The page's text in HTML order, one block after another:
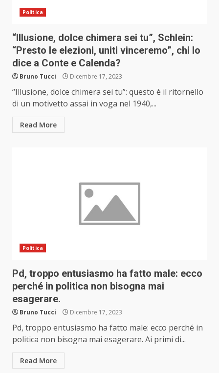
Politica
“Illusione, dolce chimera sei tu”, Schlein:
“Presto le elezioni, uniti vinceremo”, chi lo
dice a Conte e Calenda?
Bruno Tucci Dicembre 17, 2023
“Illusione, dolce chimera sei tu”: questo è il ritornello
di un motivetto assai in voga nel 1940,...
Read More
Politica
Pd, troppo entusiasmo ha fatto male: ecco
perché in politica non bisogna mai
esagerare.
Bruno Tucci Dicembre 17, 2023
Pd, troppo entusiasmo ha fatto male: ecco perché in
politica non bisogna mai esagerare. Ai primi di...
Read More